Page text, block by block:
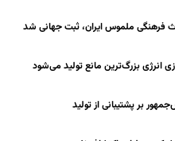
فرهنگی ملموس ایران، ثبت جهانی شد
بر پشتیبانی از تولید